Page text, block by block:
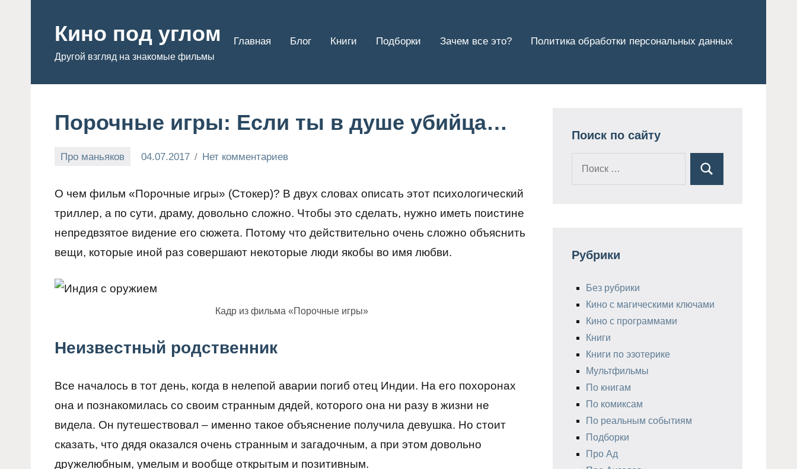
содержимому
Кино под углом
Другой взгляд на знакомые фильмы
Главная Блог Книги Подборки Зачем все это? Политика обработки персональных данных
Порочные игры: Если ты в душе убийца…
Про маньяков 04.07.2017
Admin
Нет комментариев
О чем фильм «Порочные игры» (Стокер)? В двух словах описать этот психологический
триллер, а по сути, драму, довольно сложно. Чтобы это сделать, нужно иметь поистине
непредвзятое видение его сюжета. Потому что действительно очень сложно объяснить
вещи, которые иной раз совершают некоторые люди якобы во имя любви.
Кадр из фильма «Порочные игры»
Неизвестный родственник
Все началось в тот день, когда в нелепой аварии погиб отец Индии. На его похоронах
она и познакомилась со своим странным дядей, которого она ни разу в жизни не
видела. Он путешествовал – именно такое объяснение получила девушка. Но стоит
сказать, что дядя оказался очень странным и загадочным, а при этом довольно
дружелюбным, умелым и вообще открытым и позитивным.
Поиск по сайту
Поиск
Рубрики
Без рубрики
Кино с магическими ключами
Кино с программами
Книги
Книги по эзотерике
Мультфильмы
По книгам
По комиксам
По реальным событиям
Подборки
Про Ад